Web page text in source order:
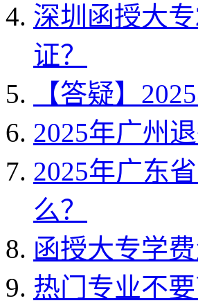
深圳函授大
证？
【答疑】
2025年广州
2025年广东
么？
函授大专学
热门专业不